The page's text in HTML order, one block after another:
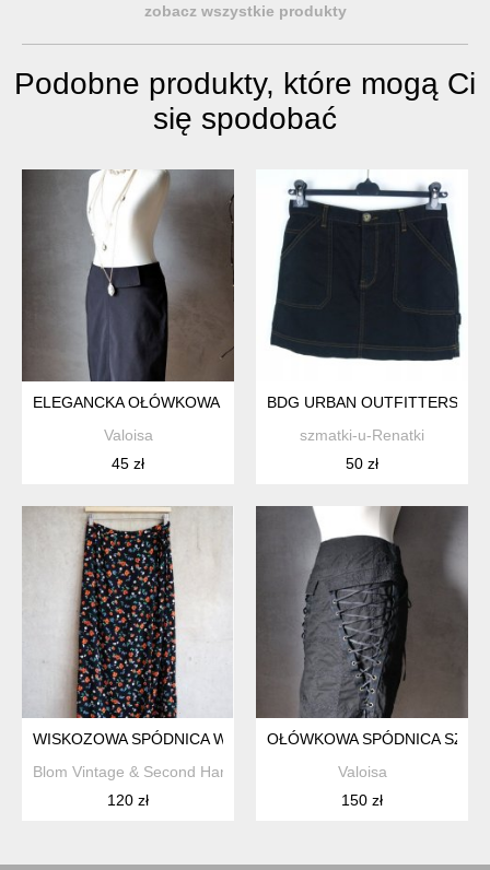
zobacz wszystkie produkty
Podobne produkty, które mogą Ci
się spodobać
ELEGANCKA OŁÓWKOWA SPÓDNICA BIUROWA HENNES S
Valoisa
45 zł
BDG URBAN OUTFITTERS
szmatki-u-Renatki
50 zł
WISKOZOWA SPÓDNICA W KWIATY VINTAGE MIDI 100%
Blom Vintage & Second Hand
120 zł
OŁÓWKOWA SPÓDNICA
Valoisa
150 zł